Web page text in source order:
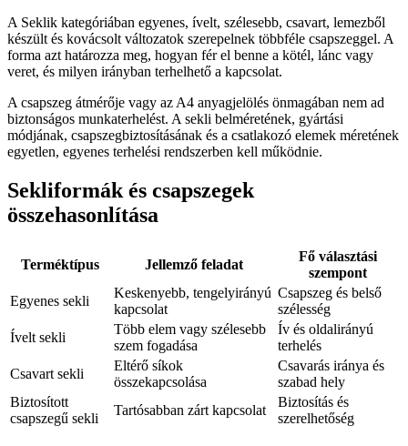
A Seklik kategóriában egyenes, ívelt, szélesebb, csavart, lemezből
készült és kovácsolt változatok szerepelnek többféle csapszeggel. A
forma azt határozza meg, hogyan fér el benne a kötél, lánc vagy
veret, és milyen irányban terhelhető a kapcsolat.
A csapszeg átmérője vagy az A4 anyagjelölés önmagában nem ad
biztonságos munkaterhelést. A sekli belméretének, gyártási
módjának, csapszegbiztosításának és a csatlakozó elemek méretének
egyetlen, egyenes terhelési rendszerben kell működnie.
Sekliformák és csapszegek
összehasonlítása
Terméktípus Jellemző feladat
Fő választási
szempont
Egyenes sekli
Keskenyebb, tengelyirányú
kapcsolat
Csapszeg és belső
szélesség
Ívelt sekli
Több elem vagy szélesebb
szem fogadása
Ív és oldalirányú
terhelés
Csavart sekli
Eltérő síkok
összekapcsolása
Csavarás iránya és
szabad hely
Biztosított
csapszegű sekli
Tartósabban zárt kapcsolat
Biztosítás és
szerelhetőség